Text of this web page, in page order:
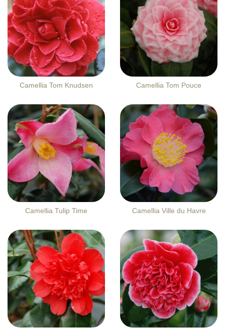
Camellia Tom Knudsen Camellia Tom Pouce
Camellia Tulip Time Camellia Ville du Havre